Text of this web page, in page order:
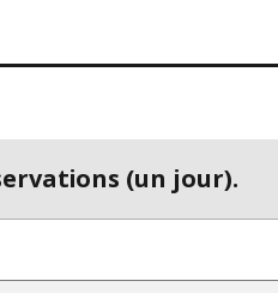
(un jour).